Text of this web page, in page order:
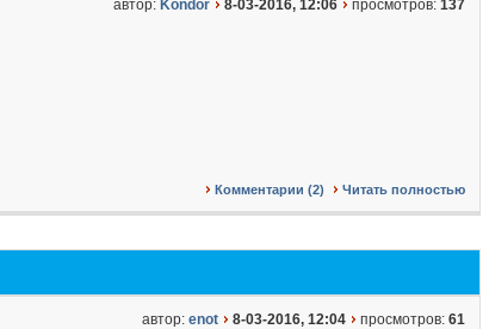
автор: Kondor 8-03-2016, 12:06 просмотров: 137
Комментарии (2) Читать полностью
автор: enot 8-03-2016, 12:04 просмотров: 61